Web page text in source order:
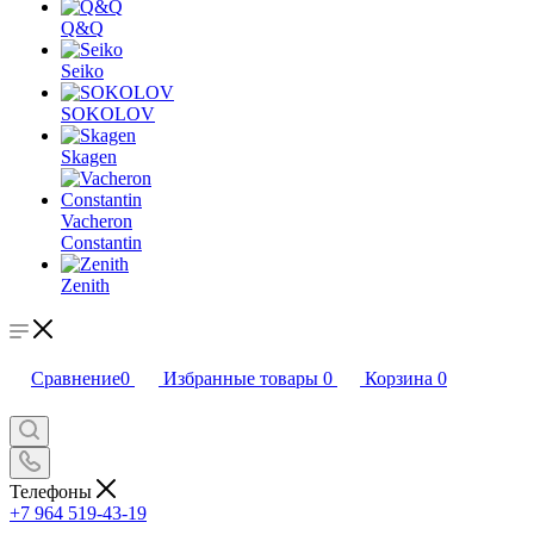
Q&Q
Seiko
SOKOLOV
Skagen
Vacheron
Constantin
Zenith
Сравнение0 Избранные товары 0 Корзина 0
Телефоны
+7 964 519-43-19